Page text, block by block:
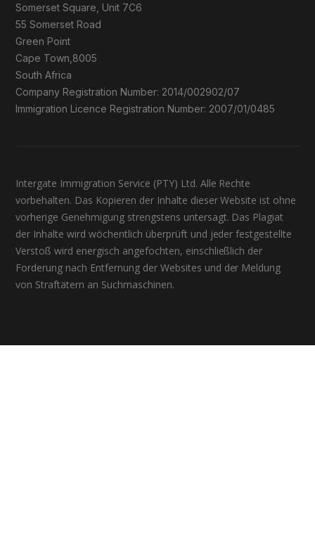
Somerset Square, Unit 7C6
55 Somerset Road
Green Point
Cape Town,8005
South Africa
Company Registration Number: 2014/002902/07
Immigration Licence Registration Number: 2007/01/0485
Intergate Immigration Service (PTY) Ltd. Alle Rechte
vorbehalten. Das Kopieren der Inhalte dieser Website ist ohne
vorherige Genehmigung strengstens untersagt. Das Plagiat
der Inhalte wird wöchentlich überprüft und jeder festgestellte
Verstoß wird energisch angefochten, einschließlich der
Forderung nach Entfernung der Websites und der Meldung
von Straftätern an Suchmaschinen.